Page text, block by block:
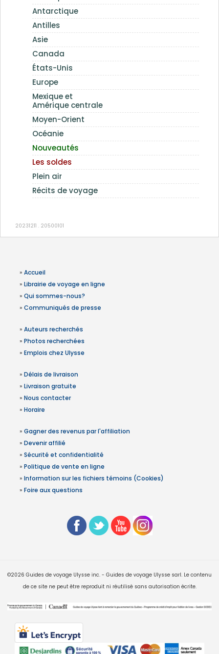
Antarctique
Antilles
Asie
Canada
États-Unis
Europe
Mexique et
Amérique centrale
Moyen-Orient
Océanie
Nouveautés
Les soldes
Plein air
Récits de voyage
20231211 . 20500101
» Accueil
» Librairie de voyage en ligne
» Qui sommes-nous?
» Communiqués de presse
» Auteurs recherchés
» Photos recherchées
» Emplois chez Ulysse
» Délais de livraison
» Livraison gratuite
» Nous contacter
» Horaire
» Gagner des revenus par l'affiliation
» Devenir affilié
» Sécurité et confidentialité
» Politique de vente en ligne
» Information sur les fichiers témoins (Cookies)
» Foire aux questions
©2026 Guides de voyage Ulysse inc. - Guides de voyage Ulysse sarl. Le contenu
de ce site ne peut être reproduit ni réutilisé sans autorisation écrite.